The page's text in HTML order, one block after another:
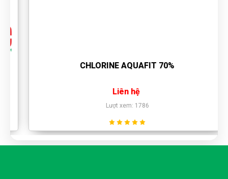
NGHIỆP TỐT NHẤT HIỆN NAY
HƯỚNG DẪN SỬ DỤNG HÓA CHẤT XỬ LÝ NƯỚC THẢI
SƠN SAO CHO HIỆU QUẢ
XỬ LÝ NƯỚC THẢI BẰNG HÓA CHẤT CÓ AN TOÀN
KHÔNG? HIỆU QUẢ NHƯ THẾ NÀO?
CHLORINE AQUAFIT 70%
Liên hệ
Lượt xem: 1786